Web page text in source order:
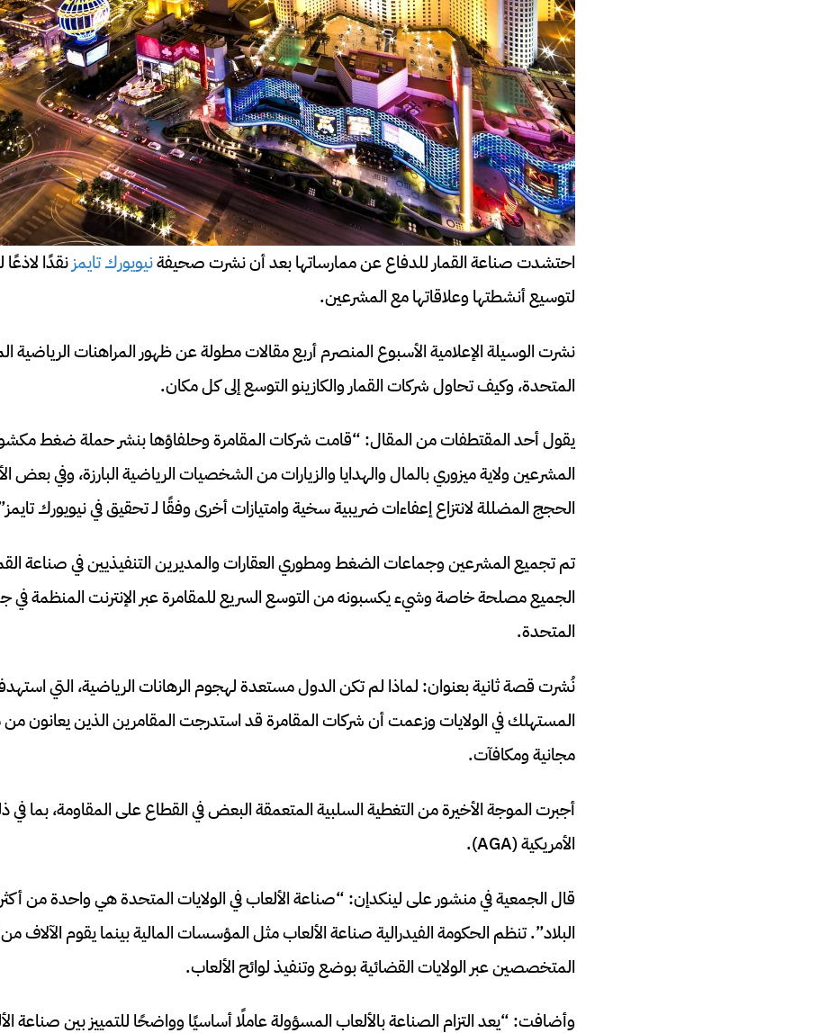
احتشدت صناعة القمار للدفاع عن ممارساتها بعد أن نشرت صحيفةنيويورك تايمز نقدًا
لتوسيع أنشطتها وعلاقاتها مع المشرعين.
نشرت الوسيلة الإعلامية الأسبوع المنصرم أربع مقالات مطولة عن ظهور المراهنات الرياضية
المتحدة، وكيف تحاول شركات القمار والكازينو التوسع إلى كل مكان.
يقول أحد المقتطفات من المقال: “قامت شركات المقامرة وحلفاؤها بنشر حملة ضغط
المشرعين ولاية ميزوري بالمال والهدايا والزيارات من الشخصيات الرياضية البارزة، وفي بعض
الحجج المضللة لانتزاع إعفاءات ضريبية سخية وامتيازات أخرى وفقًا لـ تحقيق في نيويورك
تم تجميع المشرعين وجماعات الضغط ومطوري العقارات والمديرين التنفيذيين في صناعة
الجميع مصلحة خاصة وشيء يكسبونه من التوسع السريع للمقامرة عبر الإنترنت المنظمة في
المتحدة.
نُشرت قصة ثانية بعنوان: لماذا لم تكن الدول مستعدة لهجوم الرهانات الرياضية، التي
المستهلك في الولايات وزعمت أن شركات المقامرة قد استدرجت المقامرين الذين يعانون
مجانية ومكافآت.
أجبرت الموجة الأخيرة من التغطية السلبية المتعمقة البعض في القطاع على المقاومة، بما
الأمريكية (AGA).
قال الجمعية في منشور على لينكدإن: “صناعة الألعاب في الولايات المتحدة هي واحدة من
البلاد”. تنظم الحكومة الفيدرالية صناعة الألعاب مثل المؤسسات المالية بينما يقوم الآلاف
المتخصصين عبر الولايات القضائية بوضع وتنفيذ لوائح الألعاب.
وأضافت: “يعد التزام الصناعة بالألعاب المسؤولة عاملًا أساسيًا وواضحًا للتمييز بين صناعة